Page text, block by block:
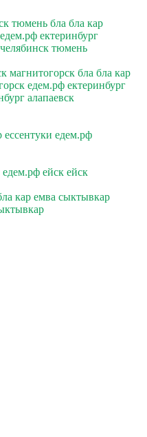
тюмень бла бла кар
ектеринбург
тюмень
магнитогорск бла бла кар
едем.рф ектеринбург
алапаевск
ессентуки едем.рф
едем.рф ейск ейск
кар емва сыктывкар